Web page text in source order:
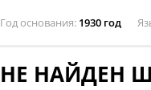
Год основания 1930 год
НЕ НАЙДЕН